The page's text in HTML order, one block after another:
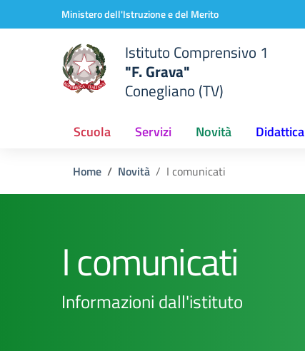
Vai ai contenuti
Vai al menu di navigazioneMinistero dell'Istruzione e del Merito
Istituto Comprensivo 1
"F. Grava"
Conegliano (TV)
Scuola Servizi Novità Didattica
Home Novità I comunicati
I comunicati
Informazioni dall'istituto